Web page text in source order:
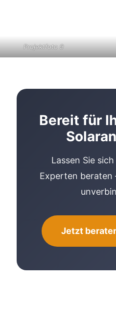
Projektfoto 9
Bereit für
Lassen Sie
Experten beraten
Jetzt